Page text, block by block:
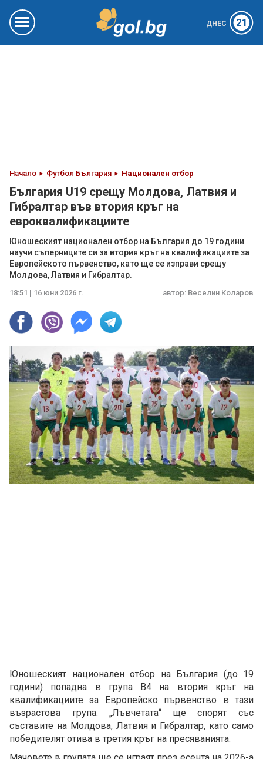
ДНЕС 21
Начало Футбол България Национален отбор
България U19 срещу Молдова, Латвия и
Гибралтар във втория кръг на
евроквалификациите
Юношеският национален отбор на България до 19 години
научи съперниците си за втория кръг на квалификациите за
Европейското първенство, като ще се изправи срещу
Молдова, Латвия и Гибралтар.
18:51 | 16 юни 2026 г. автор: Веселин Коларов
Юношеският национален отбор на България (до 19
години) попадна в група B4 на втория кръг на
квалификациите за Европейско първенство в тази
възрастова група. „Лъвчетата“ ще спорят със
съставите на Молдова, Латвия и Гибралтар, като само
победителят отива в третия кръг на пресяванията.